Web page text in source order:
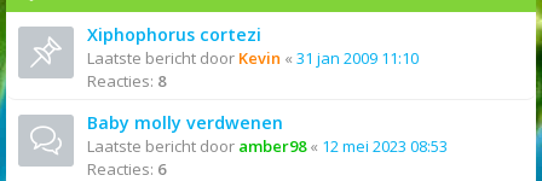
Xiphophorus cortezi
Laatste bericht door Kevin « 31 jan 2009 11:10
Reacties: 8
Baby molly verdwenen
Laatste bericht door amber98« 12 mei 2023 08:53
Reacties: 6